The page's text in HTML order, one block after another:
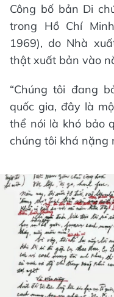
Công bố bản Di
trong Hồ Chí
1969), do Nhà
thật xuất bản vào
“Chúng tôi đang
quốc gia, đây là
thể nói là khó bảo
chúng tôi khá nặng